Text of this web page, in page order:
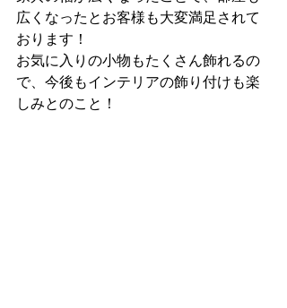
広くなったとお客様も大変満足されて
おります！
お気に入りの小物もたくさん飾れるの
で、今後もインテリアの飾り付けも楽
しみとのこと！